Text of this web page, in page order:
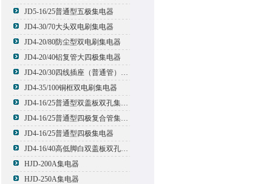
JD5-16/25普通型五极集电器
JD4-30/70大头双电刷集电器
JD4-20/80防尘型双电刷集电器
JD4-20/40铝复管大四极集电器
JD4-20/30四线插座（普通管）集电器
JD4-35/100铜框双电刷集电器
JD4-16/25普通型双盖板双孔集电器
JD4-16/25普通型四极复合管集电器
JD4-16/25普通型四极集电器
JD4-16/40高低脚白双盖板双孔集电器
HJD-200A集电器
HJD-250A集电器